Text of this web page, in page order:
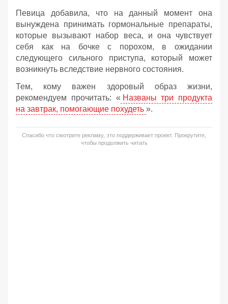
Певица добавила, что на данный момент она
вынуждена принимать гормональные препараты,
которые вызывают набор веса, и она чувствует
себя как на бочке с порохом, в ожидании
следующего сильного приступа, который может
возникнуть вследствие нервного состояния.
Тем, кому важен здоровый образ жизни,
рекомендуем прочитать: « Названы три продукта
на завтрак, помогающие похудеть ».
Спасибо что смотрите рекламу, это поддерживает проект. Прокрутите,
чтобы продолжить читать